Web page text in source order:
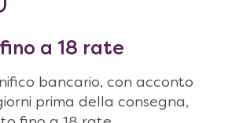
a 18 rate
bancario, con acconto
prima della consegna,